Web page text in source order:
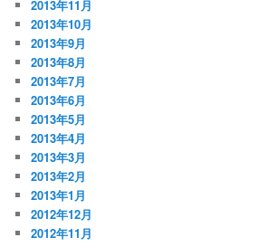
2013年11月
2013年10月
2013年9月
2013年8月
2013年7月
2013年6月
2013年5月
2013年4月
2013年3月
2013年2月
2013年1月
2012年12月
2012年11月